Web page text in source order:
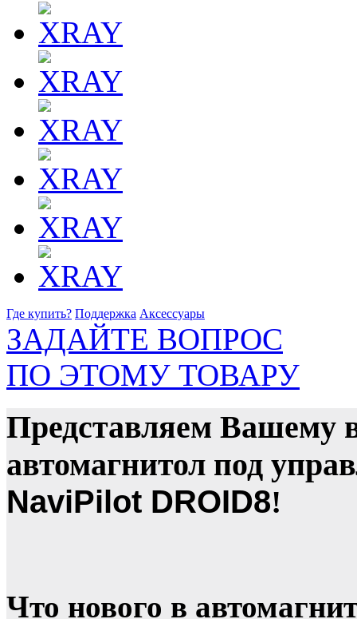
Где купить? Поддержка Аксессуары
ЗАДАЙТЕ ВОПРОС
ПО ЭТОМУ ТОВАРУ
Представляем Вашему
автомагнитол под
NaviPilot DROID8!
Что нового в